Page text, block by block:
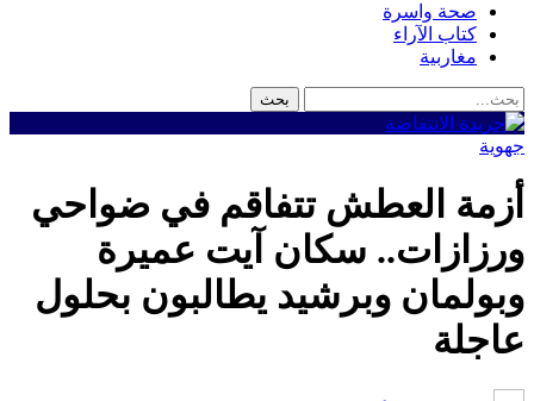
صحة واسرة
كتاب الآراء
مغاربية
جهوية
أزمة العطش تتفاقم في ضواحي
ورزازات.. سكان آيت عميرة
وبولمان وبرشيد يطالبون بحلول
عاجلة